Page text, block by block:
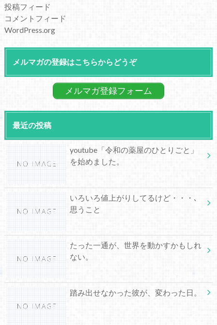
投稿フィード
コメントフィード
WordPress.org
メルマガの登録はこちらからどうぞ
メルマガ登録フォーム
最近の投稿
youtube「令和の薬屋のひとりごと」
を始めました。
いろいろ値上がりしてるけど・・・､
思うこと
たった一通が、世界を動かすかもしれ
ない。
踏み出せなかった彼が、変わった日。